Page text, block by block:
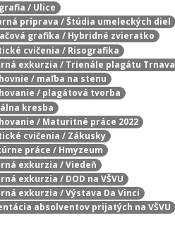
/ Ulice
príprava / Štúdia umeleckých diel
grafika / Hybridné zvieratko
cvičenia / Risografika
exkurzia / Trienále plagátu Trnava
/ maľba na stenu
/ plagátová tvorba
kresba
/ Maturitné práce 2022
cvičenia / Zákusky
práce / Hmyzeum
exkurzia / Viedeň
exkurzia / DOD na VŠVU
exkurzia / Výstava Da Vinci
absolventov prijatých na VŠVU